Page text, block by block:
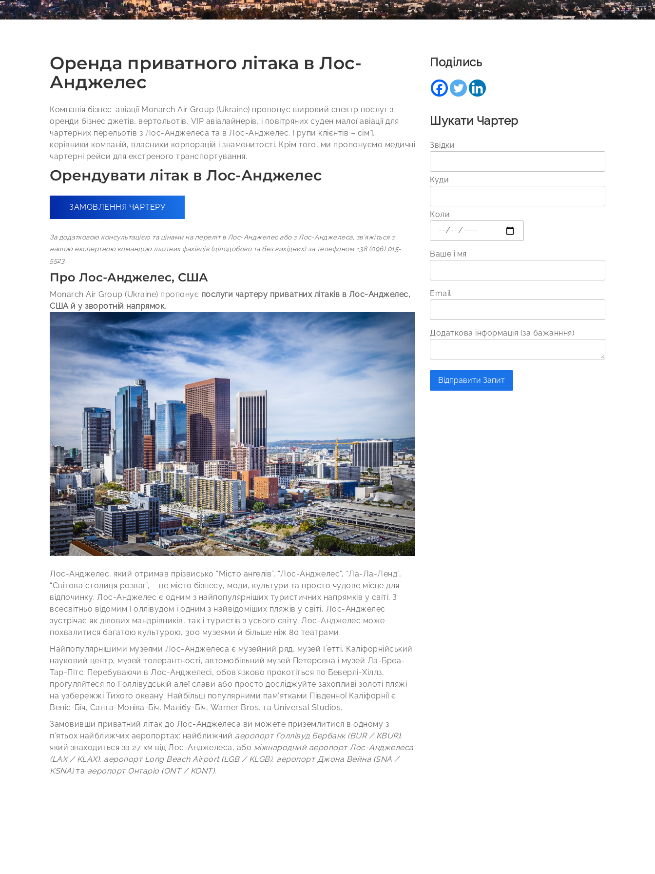
Оренда приватного літака в Лос-
Анджелес
Компанія бізнес-авіації Monarch Air Group (Ukraine) пропонує широкий спектр послуг з
оренди бізнес джетів, вертольотів, VIP авіалайнерів, і повітряних суден малої авіації для
чартерних перельотів з Лос-Анджелеса та в Лос-Анджелес. Групи клієнтів – сім’ї,
керівники компаній, власники корпорацій і знаменитості. Крім того, ми пропонуємо медичні
чартерні рейси для екстреного транспортування.
Орендувати літак в Лос-Анджелес
ЗАМОВЛЕННЯ ЧАРТЕРУ
За додатковою консультацією та цінами на переліт в Лос-Анджелес або з Лос-Анджелеса, зв’яжіться з
нашою експертною командою льотних фахівців (цілодобово та без вихідних) за телефоном +38 (096) 015-
5523.
Про Лос-Анджелес, США
Monarch Air Group (Ukraine) пропонує послуги чартеру приватних літаків в Лос-Анджелес,
США й у зворотній напрямок.
Лос-Анджелес, який отримав прізвисько “Місто ангелів”, “Лос-Анджелес”, “Ла-Ла-Ленд”,
“Світова столиця розваг”, – це місто бізнесу, моди, культури та просто чудове місце для
відпочинку. Лос-Анджелес є одним з найпопулярніших туристичних напрямків у світі. З
всесвітньо відомим Голлівудом і одним з найвідоміших пляжів у світі, Лос-Анджелес
зустрічає як ділових мандрівників, так і туристів з усього світу. Лос-Анджелес може
похвалитися багатою культурою, 300 музеями й більше ніж 80 театрами.
Найпопулярнішими музеями Лос-Анджелеса є музейний ряд, музей Ґетті, Каліфорнійський
науковий центр, музей толерантності, автомобільний музей Петерсена і музей Ла-Бреа-
Тар-Пітс. Перебуваючи в Лос-Анджелесі, обов’язково прокотіться по Беверлі-Хіллз,
прогуляйтеся по Голлівудській алеї слави або просто досліджуйте захопливі золоті пляжі
на узбережжі Тихого океану. Найбільш популярними пам’ятками Південної Каліфорнії є
Веніс-Біч, Санта-Моніка-Біч, Малібу-Біч, Warner Bros. та Universal Studios.
Замовивши приватний літак до Лос-Анджелеса ви можете приземлитися в одному з
п’ятьох найближчих аеропортах: найближчий аеропорт Голлівуд Бербанк (BUR / KBUR),
який знаходиться за 27 км від Лос-Анджелеса, або міжнародний аеропорт Лос-Анджелеса
(LAX / KLAX), аеропорт Long Beach Airport (LGB / KLGB), аеропорт Джона Вейна (SNA /
KSNA)та аеропорт Онтаріо (ONT / KONT).
Поділись
Шукати Чартер
Звідки
Куди
Коли
Ваше і'мя
Email
Додаткова інформація (за бажанння)